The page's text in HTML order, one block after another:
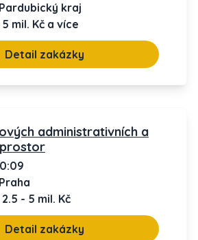
Pardubický kraj
5 mil. Kč a více
Detail zakázky
administrativních a
Praha
2.5 - 5 mil. Kč
Detail zakázky